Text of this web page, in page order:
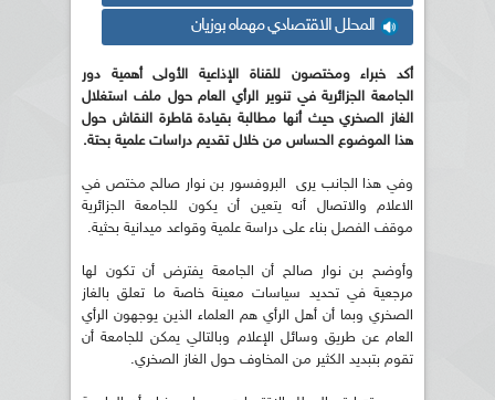
المحلل الاقتصادي مهماه بوزيان
أكد خبراء ومختصون للقناة الإذاعية الأولى أهمية دور
الجامعة الجزائرية في تنوير الرأي العام حول ملف استغلال
الغاز الصخري حيث أنها مطالبة بقيادة قاطرة النقاش حول
هذا الموضوع الحساس من خلال تقديم دراسات علمية بحتة.
وفي هذا الجانب يرى البروفسور بن نوار صالح مختص في
الاعلام والاتصال أنه يتعين أن يكون للجامعة الجزائرية
موقف الفصل بناء على دراسة علمية وقواعد ميدانية بحثية.
وأوضح بن نوار صالح أن الجامعة يفترض أن تكون لها
مرجعية في تحديد سياسات معينة خاصة ما تعلق بالغاز
الصخري وبما أن أهل الرأي هم العلماء الذين يوجهون الرأي
العام عن طريق وسائل الإعلام وبالتالي يمكن للجامعة أن
تقوم بتبديد الكثير من المخاوف حول الغاز الصخري.